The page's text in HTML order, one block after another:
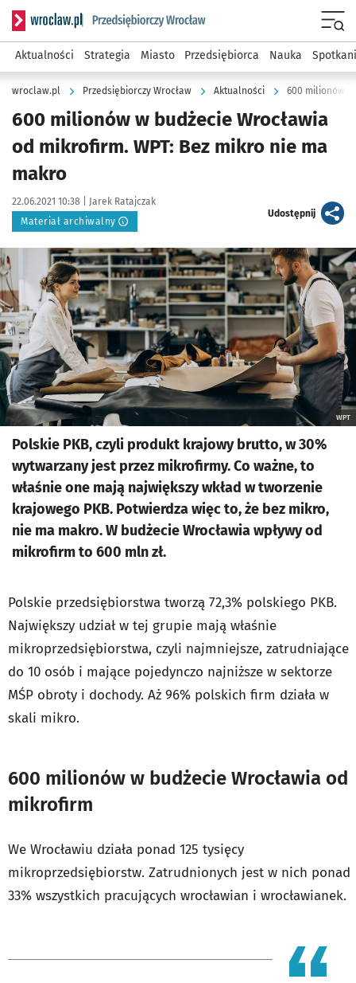
Serwis informacyjny wroclaw.pl podserwis: Strategia
Aktualności Strategia Miasto Przedsiębiorca Nauka
wroclaw.pl Przedsiębiorczy Wrocław Aktualności 600 milionów w
600 milionów w budżecie Wrocławia
od mikrofirm. WPT: Bez mikro nie ma
makro
Data publikacji:
22.06.2021 10:38 | Autor:
Jarek Ratajczak
Materiał archiwalny
Udostępnijartykuł
Kliknij, aby powiększyć
WPT
Polskie PKB, czyli produkt krajowy brutto, w 30%
wytwarzany jest przez mikrofirmy. Co ważne, to
właśnie one mają największy wkład w tworzenie
krajowego PKB. Potwierdza więc to, że bez mikro,
nie ma makro. W budżecie Wrocławia wpływy od
mikrofirm to 600 mln zł.
Polskie przedsiębiorstwa tworzą 72,3% polskiego PKB.
Największy udział w tej grupie mają właśnie
mikroprzedsiębiorstwa, czyli najmniejsze, zatrudniające
do 10 osób i mające pojedynczo najniższe w sektorze
MŚP obroty i dochody. Aż 96% polskich firm działa w
skali mikro.
600 milionów w budżecie Wrocławia od
mikrofirm
We Wrocławiu działa ponad 125 tysięcy
mikroprzedsiębiorstw. Zatrudnionych jest w nich ponad
33% wszystkich pracujących wrocławian i wrocławianek.